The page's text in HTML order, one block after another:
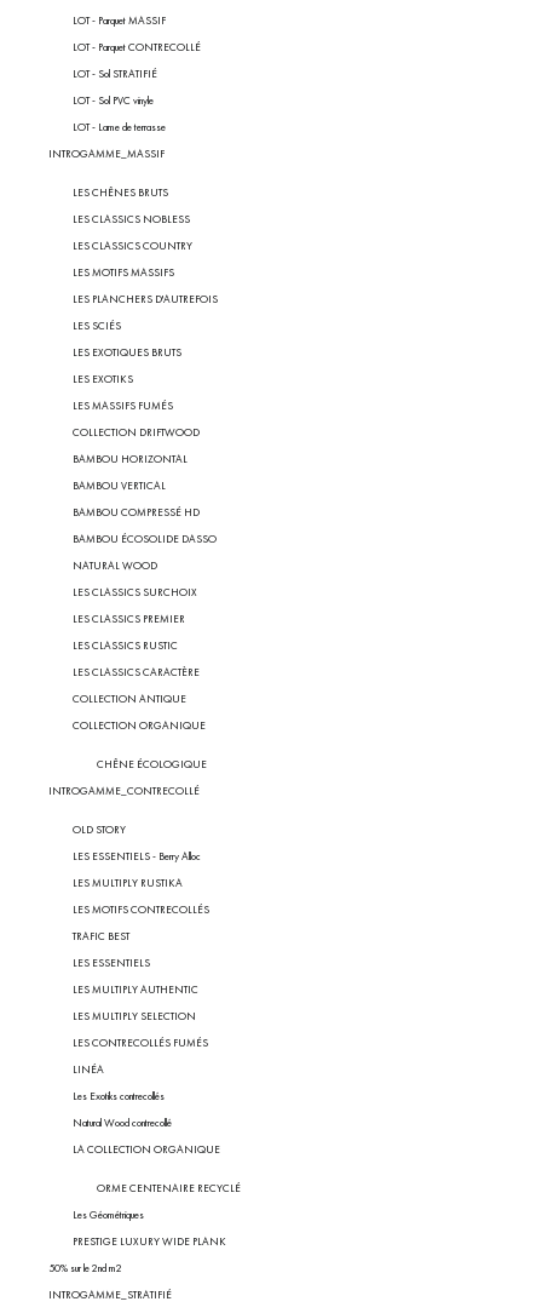
LOT - Parquet MASSIF
LOT - Parquet CONTRECOLLÉ
LOT - Sol STRATIFIÉ
LOT - Sol PVC vinyle
LOT - Lame de terrasse
INTROGAMME_MASSIF
LES CHÊNES BRUTS
LES CLASSICS NOBLESS
LES CLASSICS COUNTRY
LES MOTIFS MASSIFS
LES PLANCHERS D'AUTREFOIS
LES SCIÉS
LES EXOTIQUES BRUTS
LES EXOTIKS
LES MASSIFS FUMÉS
COLLECTION DRIFTWOOD
BAMBOU HORIZONTAL
BAMBOU VERTICAL
BAMBOU COMPRESSÉ HD
BAMBOU ÉCOSOLIDE DASSO
NATURAL WOOD
LES CLASSICS SURCHOIX
LES CLASSICS PREMIER
LES CLASSICS RUSTIC
LES CLASSICS CARACTÈRE
COLLECTION ANTIQUE
COLLECTION ORGANIQUE
CHÊNE ÉCOLOGIQUE
INTROGAMME_CONTRECOLLÉ
OLD STORY
LES ESSENTIELS - Berry Alloc
LES MULTIPLY RUSTIKA
LES MOTIFS CONTRECOLLÉS
TRAFIC BEST
LES ESSENTIELS
LES MULTIPLY AUTHENTIC
LES MULTIPLY SELECTION
LES CONTRECOLLÉS FUMÉS
LINÉA
Les Exotiks contrecollés
Natural Wood contrecollé
LA COLLECTION ORGANIQUE
ORME CENTENAIRE RECYCLÉ
Les Géométriques
PRESTIGE LUXURY WIDE PLANK
50% sur le 2nd m2
INTROGAMME_STRATIFIÉ